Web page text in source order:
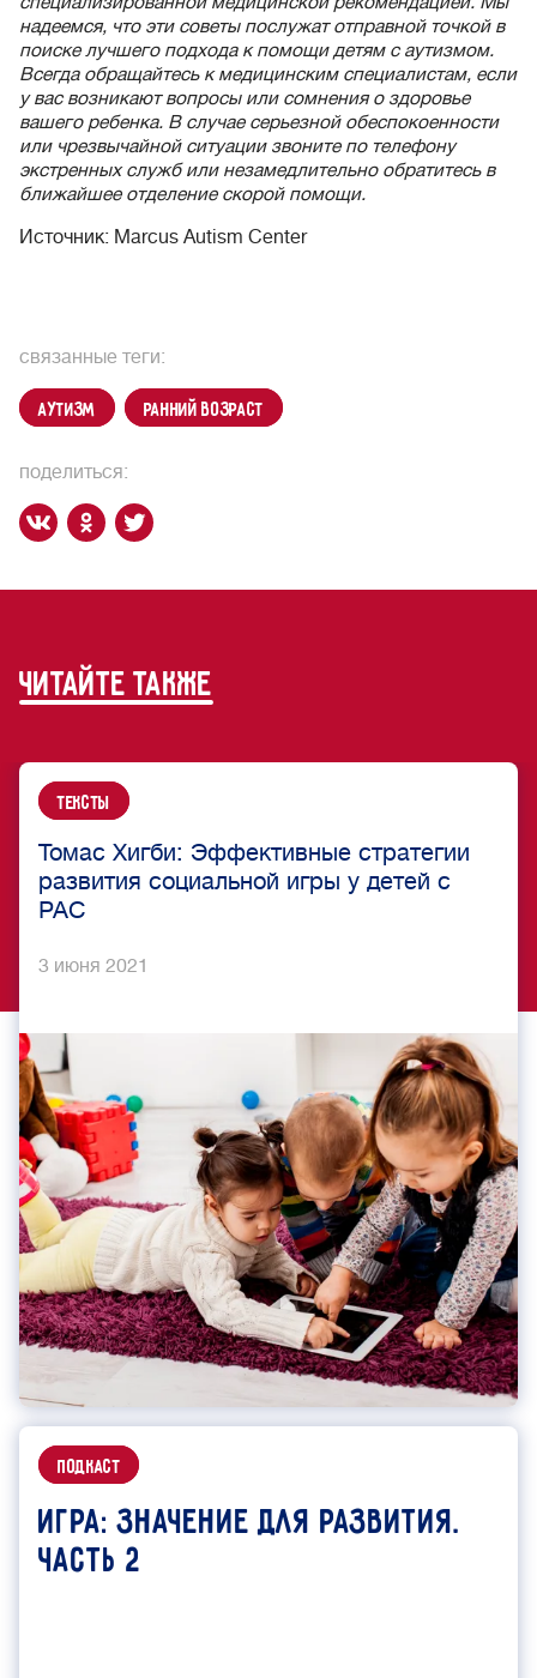
надеемся, что эти советы послужат отправной точкой в
поиске лучшего подхода к помощи детям с аутизмом.
Всегда обращайтесь к медицинским специалистам, если
у вас возникают вопросы или сомнения о здоровье
вашего ребенка. В случае серьезной обеспокоенности
или чрезвычайной ситуации звоните по телефону
экстренных служб или незамедлительно обратитесь в
ближайшее отделение скорой помощи.
Источник: Marcus Autism Center
поделиться:
связанные теги:
аутизм ранний возраст
читайте также
Тексты
Томас Хигби: Эффективные стратегии
развития социальной игры у детей с
РАС
3 июня 2021
подкаст
Игра: значение для развития.
Часть 2